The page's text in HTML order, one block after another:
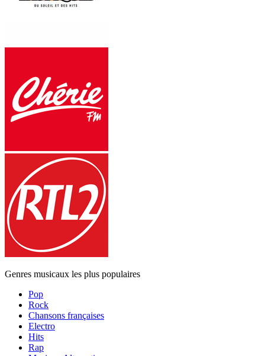
Genres musicaux les plus populaires
Pop
Rock
Chansons françaises
Electro
Hits
Rap